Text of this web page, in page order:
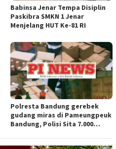
Babinsa Jenar Tempa Disiplin
Paskibra SMKN 1 Jenar
Menjelang HUT Ke-81 RI
Polresta Bandung gerebek
gudang miras di Pameungpeuk
Bandung, Polisi Sita 7.000